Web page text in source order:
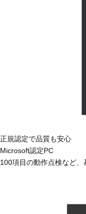
正規認定で品質も安心
Microsoft認定PC
100項目の動作点検など